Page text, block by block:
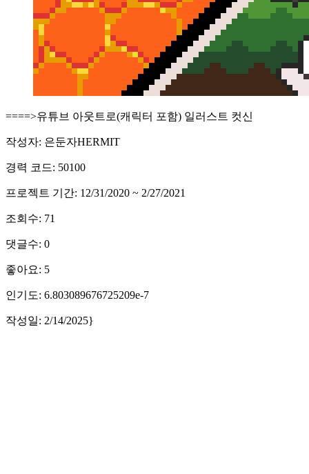
====>유튜브 아웃트로(캐릭터 포함) 일러스트 컷신
작성자: 은둔자HERMIT
경력 코드: 50100
프로젝트 기간: 12/31/2020 ~ 2/27/2021
조회수: 71
댓글수: 0
좋아요: 5
인기도: 6.803089676725209e-7
작성일: 2/14/2025}